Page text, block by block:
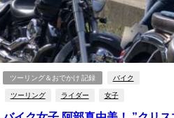
ツーリング＆おでかけ 記録 バイク
ツーリング ライダー 女子